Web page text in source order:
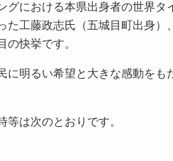
グにおける本県出身者の世界
た工藤政志氏（五城目町出身）
の快挙です。
に明るい希望と大きな感動を
等は次のとおりです。